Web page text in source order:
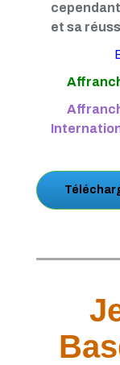
et sa